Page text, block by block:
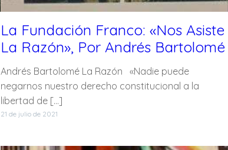
La Fundación Franco: «Nos Asiste
La Razón», Por Andrés Bartolomé
Andrés Bartolomé La Razón «Nadie puede
negarnos nuestro derecho constitucional a la
libertad de […]
21 de julio de 2021